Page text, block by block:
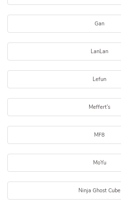
Gan
LanLan
Lefun
Meffert's
MF8
MoYu
Ninja Ghost Cube